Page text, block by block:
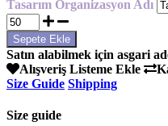
Tasarım Organizasyon Adı
Satın alabilmek için asgari
Alışveriş Listeme Ekle
Size Guide Shipping
Size guide